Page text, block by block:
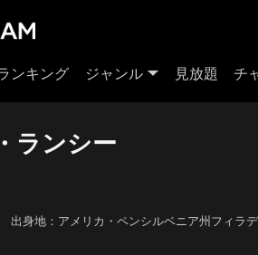
ンキング ジャンル 見放題 チ
ランシー
出身地：アメリカ・ペンシルベニア州フィラ